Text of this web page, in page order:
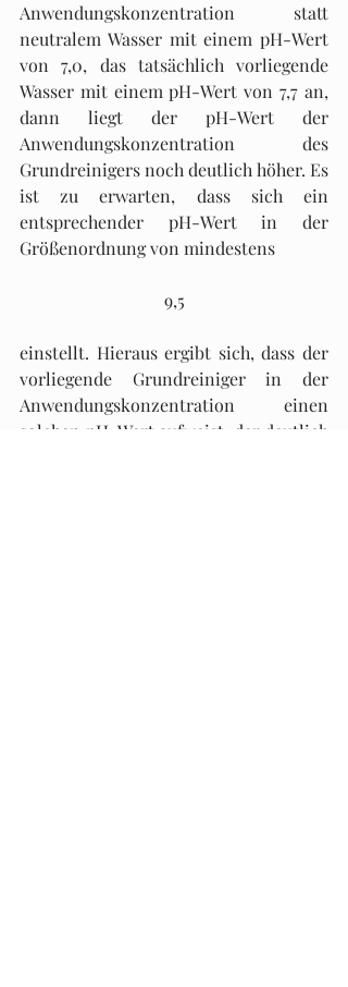
Anwendungskonzentration statt
neutralem Wasser mit einem pH-Wert
von 7,0, das tatsächlich vorliegende
Wasser mit einem pH-Wert von 7,7 an,
dann liegt der pH-Wert der
Anwendungskonzentration des
Grundreinigers noch deutlich höher. Es
ist zu erwarten, dass sich ein
entsprechender pH-Wert in der
Größenordnung von mindestens
9,5
einstellt. Hieraus ergibt sich, dass der
vorliegende Grundreiniger in der
Anwendungskonzentration einen
solchen pH-Wert aufweist, der deutlich